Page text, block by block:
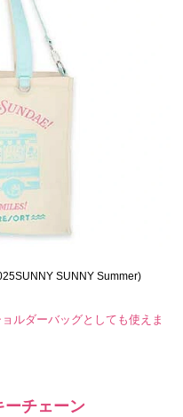
SUNNY Summer)
ルダーバッグとしても使えま
ーチェーン